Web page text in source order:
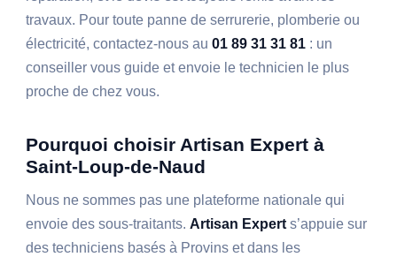
travaux. Pour toute panne de serrurerie, plomberie ou
électricité, contactez-nous au01 89 31 31 81 : un
conseiller vous guide et envoie le technicien le plus
proche de chez vous.
Pourquoi choisir Artisan Expert à
Saint-Loup-de-Naud
Nous ne sommes pas une plateforme nationale qui
envoie des sous-traitants.Artisan Experts’appuie sur
des techniciens basés à Provins et dans les